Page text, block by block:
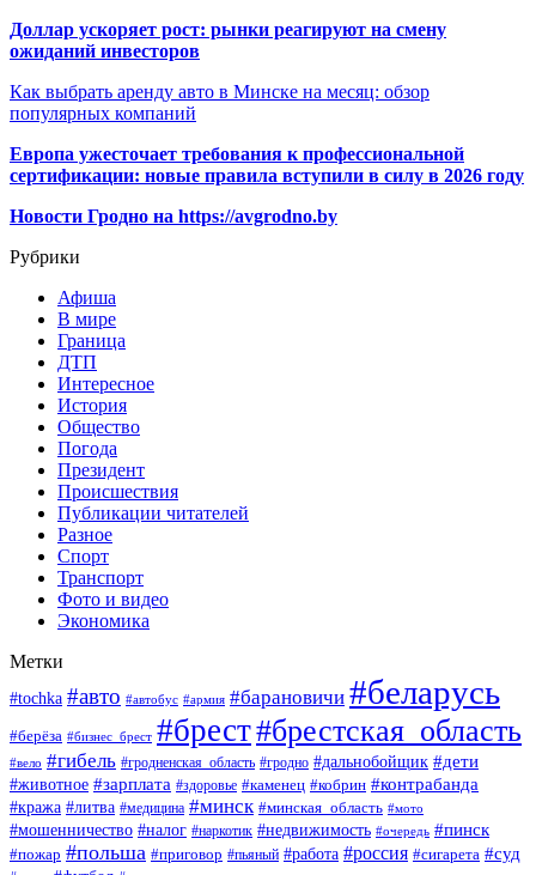
Доллар ускоряет рост: рынки реагируют на смену
ожиданий инвесторов
Как выбрать аренду авто в Минске на месяц: обзор
популярных компаний
Европа ужесточает требования к профессиональной
сертификации: новые правила вступили в силу в 2026 году
Новости Гродно на https://avgrodno.by
Рубрики
Афиша
В мире
Граница
ДТП
Интересное
История
Общество
Погода
Президент
Происшествия
Публикации читателей
Разное
Спорт
Транспорт
Фото и видео
Экономика
Метки
#tochka #авто #автобус #армия #барановичи #беларусь
#берёза #бизнес_брест #брест#брестская_область
#вело #гибель #гродненская_область #гродно #дальнобойщик #дети
#животное #зарплата #здоровье #каменец #кобрин #контрабанда
#кража #литва #медицина #минск #минская_область #мото
#мошенничество #налог #наркотик #недвижимость #очередь #пинск
#пожар #польша #приговор #пьяный #работа #россия #сигарета #суд